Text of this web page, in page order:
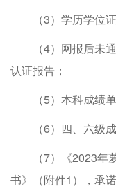
（3）学历学位
（4）网报后未
认证报告；
（5）本科成绩
（6）四、六级
（7）《2023
书》（附件1），承